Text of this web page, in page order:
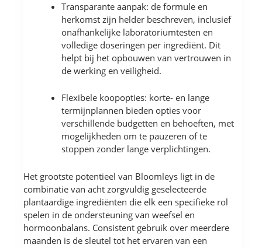
Transparante aanpak: de formule en
herkomst zijn helder beschreven, inclusief
onafhankelijke laboratoriumtesten en
volledige doseringen per ingrediënt. Dit
helpt bij het opbouwen van vertrouwen in
de werking en veiligheid.
Flexibele koopopties: korte- en lange
termijnplannen bieden opties voor
verschillende budgetten en behoeften, met
mogelijkheden om te pauzeren of te
stoppen zonder lange verplichtingen.
Het grootste potentieel van Bloomleys ligt in de
combinatie van acht zorgvuldig geselecteerde
plantaardige ingrediënten die elk een specifieke rol
spelen in de ondersteuning van weefsel en
hormoonbalans. Consistent gebruik over meerdere
maanden is de sleutel tot het ervaren van een